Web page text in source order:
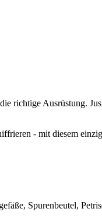
richtige Ausrüstung.
- mit diesem
Spurenbeutel,